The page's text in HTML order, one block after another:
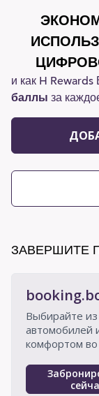
и как H
баллы за
ЗАВЕРШИТЕ
Выбирайте
автомобилей
комфортом